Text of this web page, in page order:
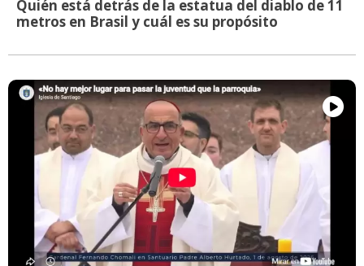
Quién está detrás de la estatua del diablo de 11
metros en Brasil y cuál es su propósito